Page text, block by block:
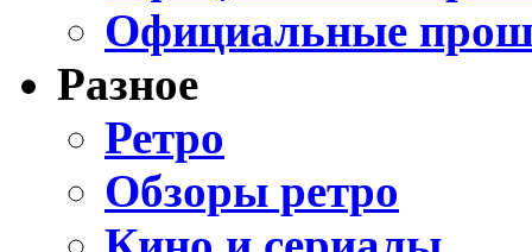
Официальные
Разное
Ретро
Обзоры ретро